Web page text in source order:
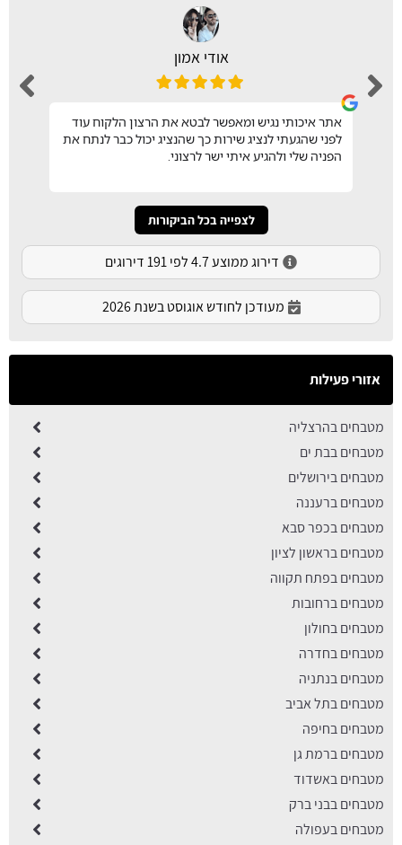
אודי אמון
אתר איכותי נגיש ומאפשר לבטא את הרצון הלקוח עוד
לפני שהגעתי לנציג שירות כך שהנציג יכול כבר לנתח את
הפניה שלי ולהגיע איתי ישר לרצוני.
לצפייה בכל הביקורות
דירוג ממוצע 4.7 לפי 191 דירוגים
מעודכן לחודש אוגוסט בשנת 2026
אזורי פעילות
מטבחים בהרצליה
מטבחים בבת ים
מטבחים בירושלים
מטבחים ברעננה
מטבחים בכפר סבא
מטבחים בראשון לציון
מטבחים בפתח תקווה
מטבחים ברחובות
מטבחים בחולון
מטבחים בחדרה
מטבחים בנתניה
מטבחים בתל אביב
מטבחים בחיפה
מטבחים ברמת גן
מטבחים באשדוד
מטבחים בבני ברק
מטבחים בעפולה